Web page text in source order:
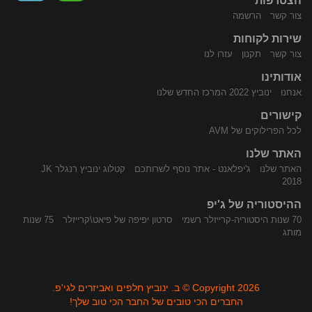
צור קשר הרשמה
שירות לקוחות
צור קשר תקנון עזרו לנו
אודותינו
אנחנו ינוביץ 2022 המרכז החדש שלנו
קישורים
לכל הפרילוקים של AVM
האתר שלנו
האתר שלנו ג'יפלאנט - אתר נוסף לשרותכם
קטלוג ינוביץ רנגלר JK
2018
ההיסטוריה של ג'יפ
70 שנות היסטוריה-קרייזלר רשמי סרטון יפיפה של פיאט\קרייזלר
75 שנות
מותג
Copyright 2026 © ב. ינוביץ חלפים ואביזרים לגי'פ.
החברים הכי טובים של החבר הכי טוב שלך!